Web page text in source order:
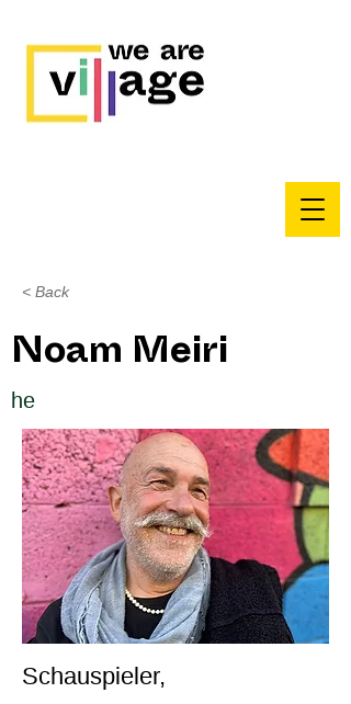
< Back
Noam Meiri
he
Schauspieler,